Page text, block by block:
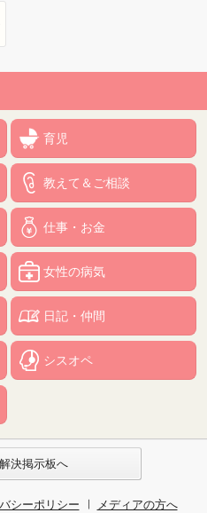
育児
教えて＆ご相談
仕事・お金
女性の病気
日記・仲間
シスオペ
決掲示板へ
シーポリシー メディアの方へ